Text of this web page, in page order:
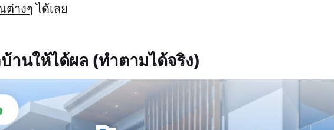
ต่างๆได้เลย
านให้ได้ผล (ทำตามได้จริง)